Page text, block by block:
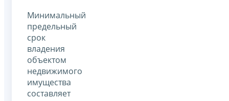
Минимальный
предельный
срок
владения
объектом
недвижимого
имущества
составляет